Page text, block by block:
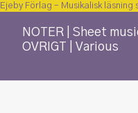
Ejeby Förlag – Musikalisk läsning
NOTER | Sheet
ÖVRIGT | Various